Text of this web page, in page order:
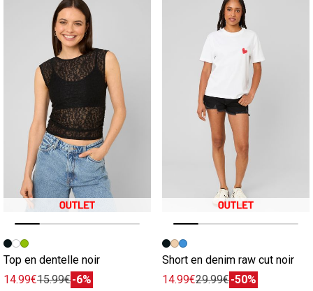
Image précédente
Image suivante
Top en dentelle noir
14.99€15.99€-6%
Image précédente
Image suivante
Short en denim raw cut noir
14.99€29.99€-50%